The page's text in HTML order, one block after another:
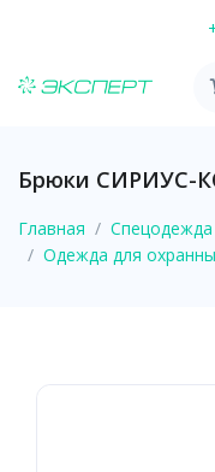
Брюки СИРИУС-
Главная
Спецодежда
Одежда для